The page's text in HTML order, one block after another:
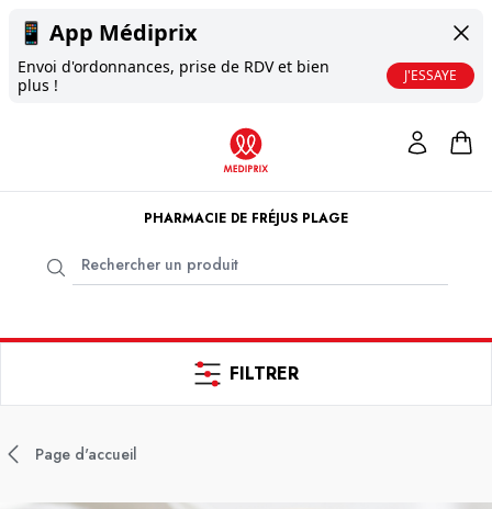
📱 App Médiprix
Envoi d'ordonnances, prise de RDV et bien
plus !
J'ESSAYE
PHARMACIE DE FRÉJUS PLAGE
FILTRER
Page d'accueil